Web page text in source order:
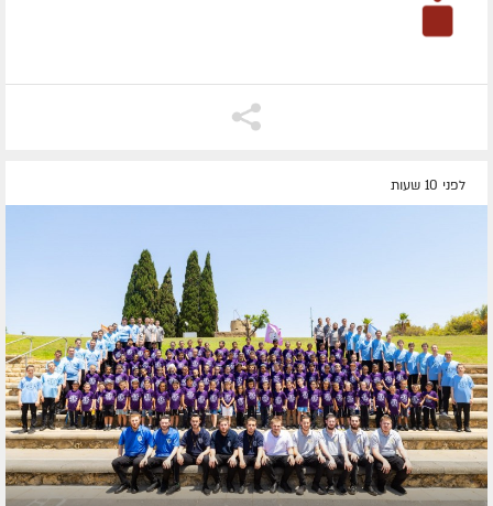
לפני 10 שעות